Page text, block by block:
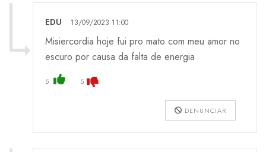
EDU 13/09/2023 11:00
Misiercordia hoje fui pro mato com meu amor no
escuro por causa da falta de energia
5 5
DENUNCIAR